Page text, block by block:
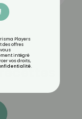
Players
des offres
intégré
vos droits,
.